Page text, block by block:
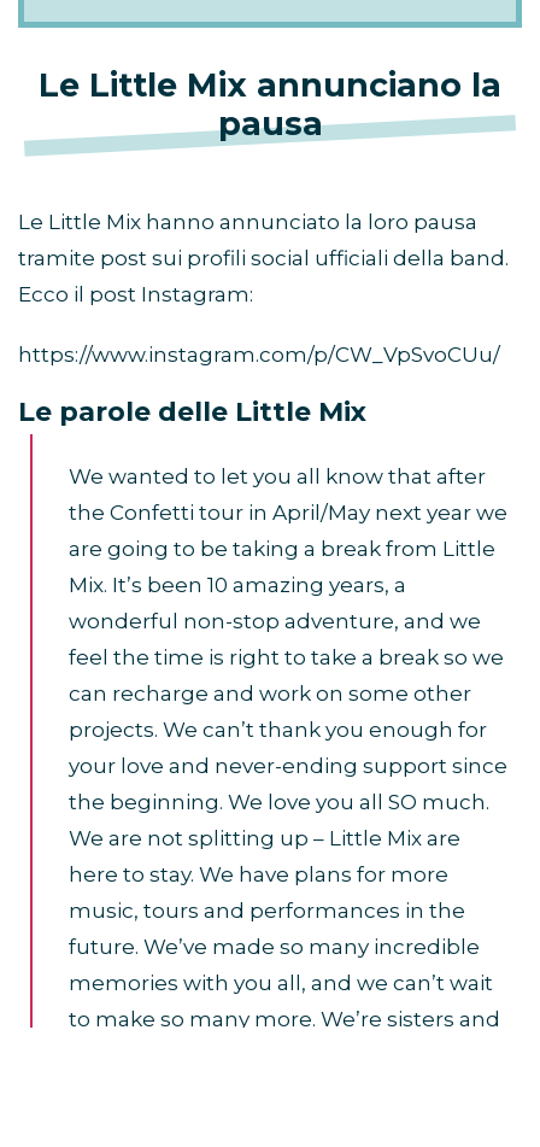
Le Little Mix annunciano la
pausa
Le Little Mix hanno annunciato la loro pausa
tramite post sui profili social ufficiali della band.
Ecco il post Instagram:
https://www.instagram.com/p/CW_VpSvoCUu/
Le parole delle Little Mix
We wanted to let you all know that after
the Confetti tour in April/May next year we
are going to be taking a break from Little
Mix. It’s been 10 amazing years, a
wonderful non-stop adventure, and we
feel the time is right to take a break so we
can recharge and work on some other
projects. We can’t thank you enough for
your love and never-ending support since
the beginning. We love you all SO much.
We are not splitting up – Little Mix are
here to stay. We have plans for more
music, tours and performances in the
future. We’ve made so many incredible
memories with you all, and we can’t wait
to make so many more. We’re sisters and